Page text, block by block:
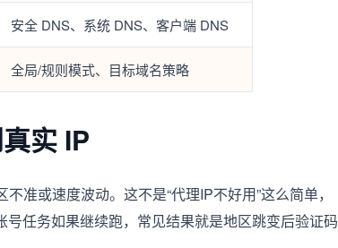
安全 DNS、系统 DNS、客户端 DNS
全局/规则模式、目标域名策略
实 IP
准或速度波动。这不是“代理IP不好用”这么简单，
任务如果继续跑，常见结果就是地区跳变后验证码